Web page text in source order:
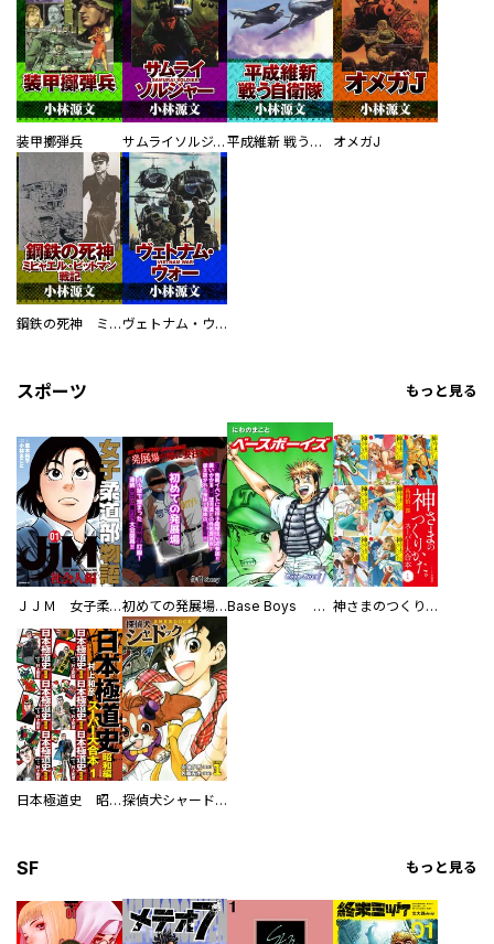
装甲擲弾兵 サムライソルジャー SAMURAI SOLDIER 平成維新 戦う自衛隊 オメガJ
鋼鉄の死神 ミヒャエル・ビットマン戦記 ヴェトナム・ウォー VIETNAM WAR
スポーツ もっと見る
ＪＪＭ 女子柔道部物語 社会人編 初めての発展場 【白抜き修正版】 Base Boys 新装版 神さまのつくりかた。スーパー大合本
日本極道史 昭和編 スーパー大合本 探偵犬シャードック（新装版）
SF もっと見る